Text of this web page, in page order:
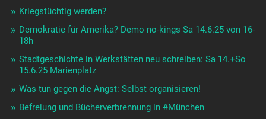
Kriegstüchtig werden?
Demokratie für Amerika? Demo no-kings Sa 14.6.25 von 16-
18h
Stadtgeschichte in Werkstätten neu schreiben: Sa 14.+So
15.6.25 Marienplatz
Was tun gegen die Angst: Selbst organisieren!
Befreiung und Bücherverbrennung in #München